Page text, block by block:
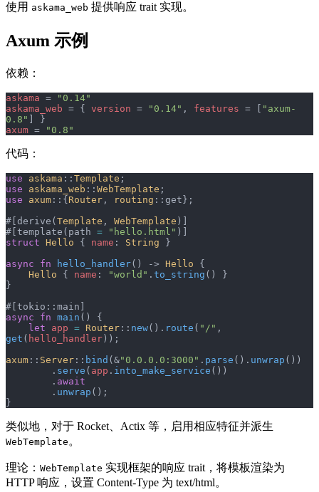
使用 askama_web 提供响应 trait 实现。
Axum 示例
依赖：
askama =
"0.14"
askama_web = { version = "0.14" , features = [
"axum-
0.8"
] }
axum = "0.8"
代码：
use askama :: Template ;
use askama_web :: WebTemplate ;
use axum ::{ Router , routing ::get};
#[derive( Template , WebTemplate )]
#[template(path = "hello.html" )]
struct Hello { name : String }
async fn hello_handler() -> Hello {
    Hello
{ name : "world" . to_string () }
}
#[tokio::main]
async fn main () {
    let
app = Router :: new(). route ( "/"
get ( hello_handler ));
axum :: Server :: bind (&"0.0.0.0:3000" . parse (). unwrap ())
        .
serve ( app . into_make_service ())
        .
await
        .
unwrap ();
}
类似地，对于 Rocket、Actix 等，启用相应特征并派生
WebTemplate 。
理论： WebTemplate 实现框架的响应 trait，将模板渲染为
HTTP 响应，设置 Content-Type 为 text/html。